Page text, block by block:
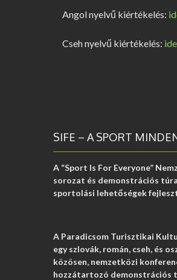
Angol nyelvű kiértékelés:
Cseh nyelvű kiértékelés:
SIFE – A SPORT
A “Sport Is For Everyone”
sorozat és demonstrációs
sportolási lehetőségek
A Paradicsom Turisztikai
egy szlovák, román, cseh, és
közösen, nemzetközi
hozzátartozó demonstrációs